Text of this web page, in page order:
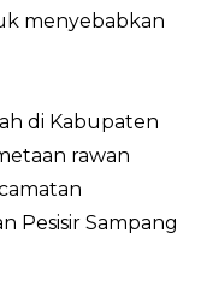
menyebabkan
di Kabupaten
rawan
Pesisir Sampang